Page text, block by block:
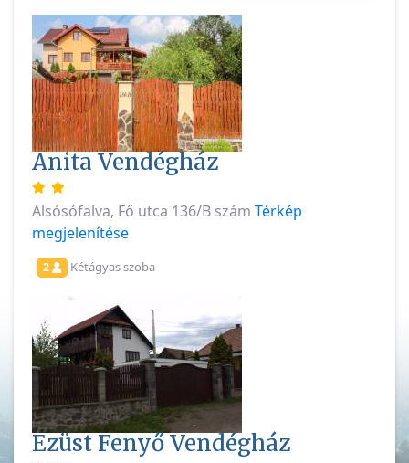
Anita Vendégház
Alsósófalva, Fő utca 136/B szám Térkép
megjelenítése
2 Kétágyas szoba
Ezüst Fenyő Vendégház